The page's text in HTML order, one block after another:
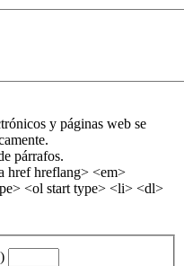
y páginas web se
párrafos.
href hreflang> <em>
<ol start type> <li> <dl>